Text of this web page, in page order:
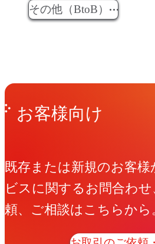
その他（BtoB）
Get in Touchお問い
お客様向け
既存または新規のお客
ビスに関するお問合わ
頼、ご相談はこちらから